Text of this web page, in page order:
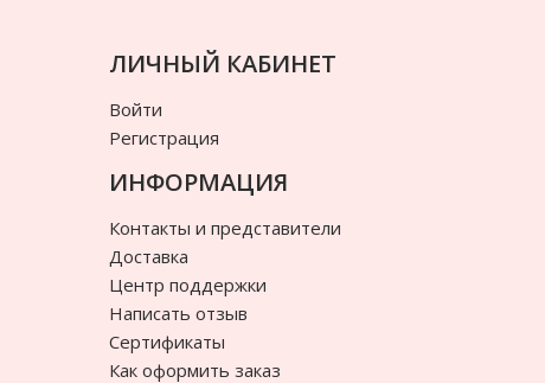
ЛИЧНЫЙ КАБИНЕТ
Войти
Регистрация
ИНФОРМАЦИЯ
Контакты и представители
Доставка
Центр поддержки
Написать отзыв
Сертификаты
Как оформить заказ